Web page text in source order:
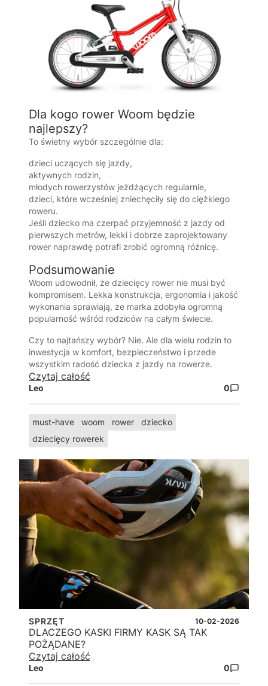
Dla kogo rower Woom będzie
najlepszy?
To świetny wybór szczególnie dla:
dzieci uczących się jazdy,
aktywnych rodzin,
młodych rowerzystów jeżdżących regularnie,
dzieci, które wcześniej zniechęciły się do ciężkiego
roweru.
Jeśli dziecko ma czerpać przyjemność z jazdy od
pierwszych metrów, lekki i dobrze zaprojektowany
rower naprawdę potrafi zrobić ogromną różnicę.
Podsumowanie
Woom udowodnił, że dziecięcy rower nie musi być
kompromisem. Lekka konstrukcja, ergonomia i jakość
wykonania sprawiają, że marka zdobyła ogromną
popularność wśród rodziców na całym świecie.
Czy to najtańszy wybór? Nie. Ale dla wielu rodzin to
inwestycja w komfort, bezpieczeństwo i przede
wszystkim radość dziecka z jazdy na rowerze.
Czytaj całość
Leo 0
must-have woom rower
dziecko
dziecięcy rowerek
SPRZĘT 10-02-2026
DLACZEGO KASKI FIRMY KASK SĄ TAK
POŻĄDANE?
Czytaj całość
Leo 0